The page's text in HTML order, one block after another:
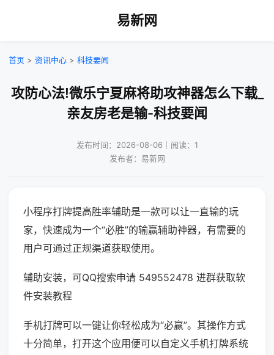
易新网
首页 > 资讯中心 > 科技要闻
攻防心法!微乐宁夏麻将助攻神器怎么下载_
亲友房老是输-科技要闻
发布时间：2026-08-06｜阅读：1
发布者：易新网
小程序打牌提高胜率辅助是一款可以让一直输的玩
家，快速成为一个“必胜”的输赢辅助神器，有需要的
用户可通过正规渠道获取使用。
辅助安装，可QQ搜索申请 549552478 进群获取软
件安装教程
手机打牌可以一键让你轻松成为“必赢”。其操作方式
十分简单，打开这个应用便可以自定义手机打牌系统